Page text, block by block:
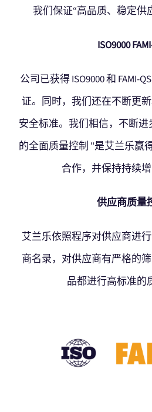
我们保证“高品质、稳定供
ISO9000
公司已获得 ISO9000 和 FAMI-
证。同时，我们还在不断更
安全标准。我们相信，不断
的全面质量控制 "是艾兰乐赢
合作，并保持持续增
供应商质量
艾兰乐依照程序对供应商进
商名录，对供应商有严格的
品都进行高标准的